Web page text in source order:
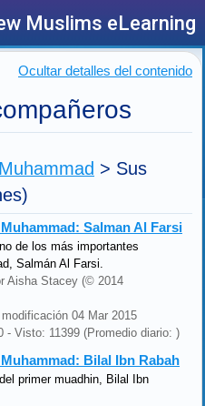
Muslims eLearning
Ocultar detalles del contenido
> Sus
Salman Al Farsi
de los más importantes
Salmán Al Farsi.
Aisha Stacey (© 2014
04 Mar 2015
- Visto: 11399 (Promedio diario: )
Bilal Ibn Rabah
primer muadhin, Bilal Ibn